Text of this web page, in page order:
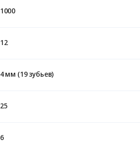
1000
12
4 мм (19 зубьев)
25
6